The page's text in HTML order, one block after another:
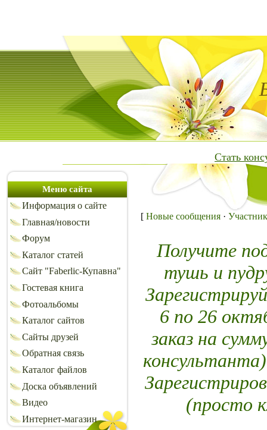
Стать
Меню сайта
Информация о сайте
Главная/новости
Форум
Каталог статей
Сайт "Faberlic-Купавна"
Гостевая книга
Фотоальбомы
Каталог сайтов
Сайты друзей
Обратная связь
Каталог файлов
Доска объявлений
Видео
Интернет-магазин
[ Новые сообщения ·
Получите
тушь и
6 по 26
заказ на
(просто